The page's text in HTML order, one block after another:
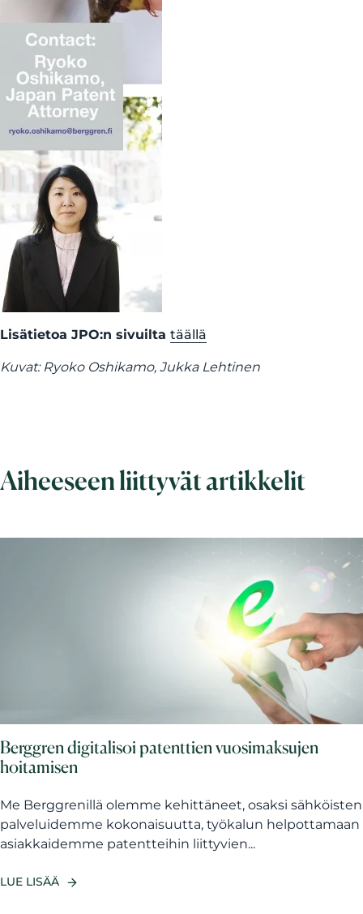
Lisätietoa JPO:n sivuilta täällä
Kuvat: Ryoko Oshikamo, Jukka Lehtinen
Aiheeseen liittyvät artikkelit
Berggren digitalisoi patenttien vuosimaksujen
hoitamisen
Me Berggrenillä olemme kehittäneet, osaksi sähköisten
palveluidemme kokonaisuutta, työkalun helpottamaan
asiakkaidemme patentteihin liittyvien...
LUE LISÄÄ